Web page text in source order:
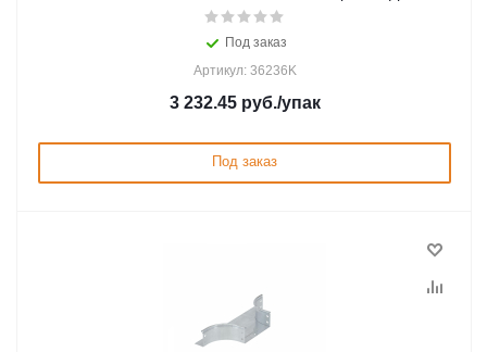
Под заказ
Артикул: 36236K
3 232.45руб./упак
Под заказ